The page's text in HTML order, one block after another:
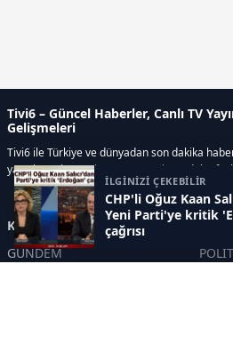
İLGİNİZİ ÇEKEBİLİR
CHP'li Oğuz Kaan
Yeni Parti'ye kritik
çağrısı
Tivi6 – Güncel Haberler, Canlı TV
Gelişmeleri
Tivi6 ile Türkiye ve dünyadan son dakika
yayınları, ekonomi, spor, magazin ve daha
Kategoriler
GÜNDEM